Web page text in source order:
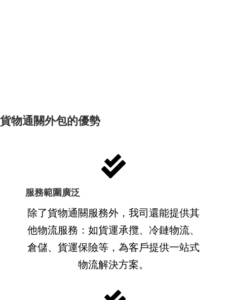
貨物通關外包的優勢
服務範圍廣泛
除了貨物通關服務外，我司還能提供其
他物流服務：如貨運承攬、冷鏈物流、
倉儲、貨運保險等，為客戶提供一站式
物流解決方案。